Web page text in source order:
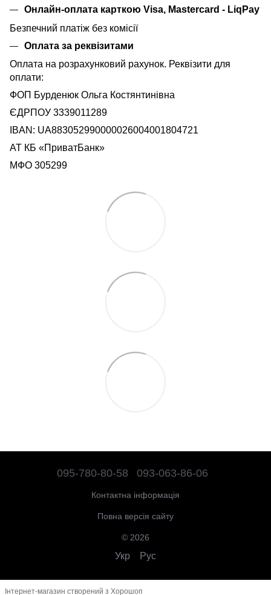
Онлайн-оплата карткою Visa, Mastercard - LiqPay
Безпечний платіж без комісії
Оплата за реквізитами
Оплата на розрахунковий рахунок. Реквізити для
оплати:
ФОП Бурденюк Ольга Костянтинівна
ЄДРПОУ 3339011289
IBAN: UA883052990000026004001804721
АТ КБ «ПриватБанк»
МФО 305299
095-780-80-58 093-063-86-06
Контактна інформація
Повна версія сайту
© 2026
Укр Рус
Інтернет-магазин створений з Хорошоп